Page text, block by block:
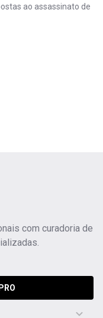
ao assassinato de
com curadoria de